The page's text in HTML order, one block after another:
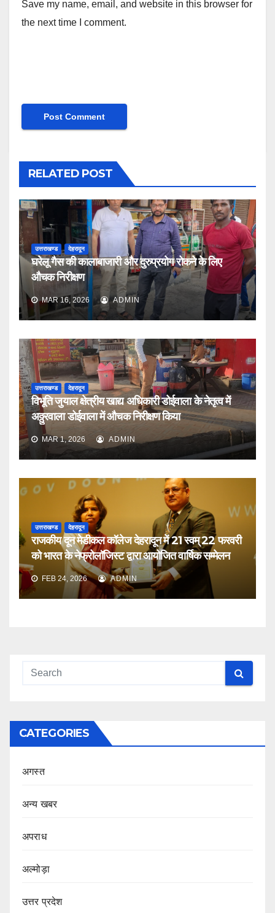
Save my name, email, and website in this browser for
the next time I comment.
RELATED POST
उत्तराखण्ड देहरादून
घरेलू गैस की कालाबाजारी और दुरुप्रयोग रोकने के लिए
औचक निरीक्षण
MAR 16, 2026 ADMIN
उत्तराखण्ड देहरादून
विभूति जुयाल क्षेत्रीय खाद्य अधिकारी डोईवाला के नेतृत्व में
अठ्ठुरवाला डोईवाला में औचक निरीक्षण किया
MAR 1, 2026 ADMIN
उत्तराखण्ड देहरादून
राजकीय दून मेडीकल कॉलेज देहरादून में 21 स्वम् 22 फरवरी
को भारत के नेफ्रोलॉजिस्ट द्वारा आयोजित वार्षिक सम्मेलन
FEB 24, 2026 ADMIN
CATEGORIES
अगस्त
अन्य खबर
अपराध
अल्मोड़ा
उत्तर प्रदेश